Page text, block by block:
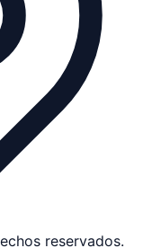
reservados.